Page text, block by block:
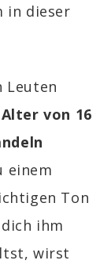
in dieser
Leuten
von 16
einem
Ton
ihm
wirst